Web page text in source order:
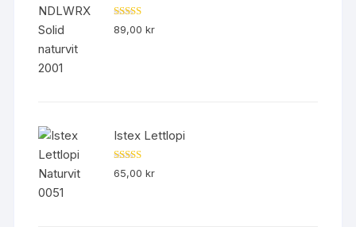
Betygsatt
5.00av 5
89,00kr
Istex Lettlopi
Betygsatt
4.50av 5
65,00kr